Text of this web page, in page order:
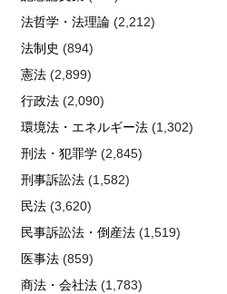
法哲学・法理論(2,212)
法制史 (894)
憲法(2,899)
行政法(2,090)
環境法・エネルギー法(1,302)
刑法・犯罪学(2,845)
刑事訴訟法(1,582)
民法(3,620)
民事訴訟法・倒産法(1,519)
医事法(859)
商法・会社法(1,783)